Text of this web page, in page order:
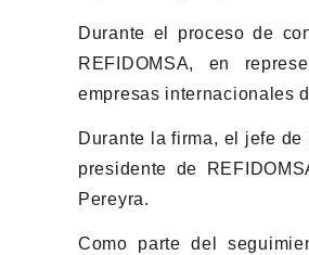
Durante el proceso de
REFIDOMSA, en
empresas internacionales
Durante la firma, el jefe
presidente de
Pereyra.
Como parte del